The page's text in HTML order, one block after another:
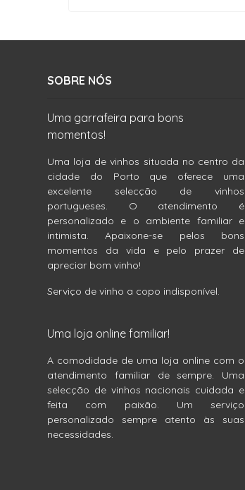
SOBRE NÓS
Uma garrafeira para bons
momentos!
Uma loja de vinhos situada no centro da
cidade do Porto que oferece uma
excelente selecção de vinhos
portugueses. O atendimento é
personalizado e o ambiente familiar e
intimista. Apaixone-se pelos bons
momentos da vida e pelo prazer de
apreciar bom vinho!
Serviço de vinho a copo indisponível.
Uma loja online familiar!
A comodidade de uma loja online com o
atendimento familiar de sempre. Uma
selecção de vinhos nacionais cuidada e
feita com paixão. Um serviço
personalizado sempre atento às suas
necessidades.